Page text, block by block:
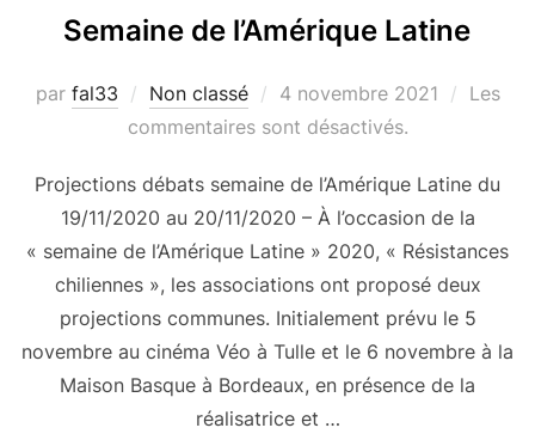
Semaine de l’Amérique Latine
par fal33 Non classé
Publié
le
4 novembre 2021
Les
commentaires sont désactivés.
Projections débats semaine de l’Amérique Latine du
19/11/2020 au 20/11/2020 – À l’occasion de la
« semaine de l’Amérique Latine » 2020, « Résistances
chiliennes », les associations ont proposé deux
projections communes. Initialement prévu le 5
novembre au cinéma Véo à Tulle et le 6 novembre à la
Maison Basque à Bordeaux, en présence de la
réalisatrice et …